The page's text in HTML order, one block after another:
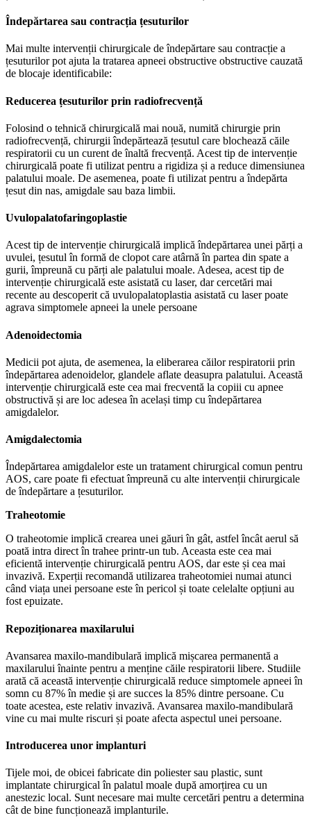
Îndepărtarea sau contracția țesuturilor
Mai multe intervenții chirurgicale de îndepărtare sau contracție a
țesuturilor pot ajuta la tratarea apneei obstructive obstructive cauzată
de blocaje identificabile:
Reducerea țesuturilor prin radiofrecvență
Folosind o tehnică chirurgicală mai nouă, numită chirurgie prin
radiofrecvență, chirurgii îndepărtează țesutul care blochează căile
respiratorii cu un curent de înaltă frecvență. Acest tip de intervenție
chirurgicală poate fi utilizat pentru a rigidiza și a reduce dimensiunea
palatului moale. De asemenea, poate fi utilizat pentru a îndepărta
țesut din nas, amigdale sau baza limbii.
Uvulopalatofaringoplastie
Acest tip de intervenție chirurgicală implică îndepărtarea unei părți a
uvulei, țesutul în formă de clopot care atârnă în partea din spate a
gurii, împreună cu părți ale palatului moale. Adesea, acest tip de
intervenție chirurgicală este asistată cu laser, dar cercetări mai
recente au descoperit că uvulopalatoplastia asistată cu laser poate
agrava simptomele apneei la unele persoane
Adenoidectomia
Medicii pot ajuta, de asemenea, la eliberarea căilor respiratorii prin
îndepărtarea adenoidelor, glandele aflate deasupra palatului. Această
intervenție chirurgicală este cea mai frecventă la copiii cu apnee
obstructivă și are loc adesea în același timp cu îndepărtarea
amigdalelor.
Amigdalectomia
Îndepărtarea amigdalelor este un tratament chirurgical comun pentru
AOS, care poate fi efectuat împreună cu alte intervenții chirurgicale
de îndepărtare a țesuturilor.
Traheotomie
O traheotomie implică crearea unei găuri în gât, astfel încât aerul să
poată intra direct în trahee printr-un tub. Aceasta este cea mai
eficientă intervenție chirurgicală pentru AOS, dar este și cea mai
invazivă. Experții recomandă utilizarea traheotomiei numai atunci
când viața unei persoane este în pericol și toate celelalte opțiuni au
fost epuizate.
Repoziționarea maxilarului
Avansarea maxilo-mandibulară implică mișcarea permanentă a
maxilarului înainte pentru a menține căile respiratorii libere. Studiile
arată că această intervenție chirurgicală reduce simptomele apneei în
somn cu 87% în medie și are succes la 85% dintre persoane. Cu
toate acestea, este relativ invazivă. Avansarea maxilo-mandibulară
vine cu mai multe riscuri și poate afecta aspectul unei persoane.
Introducerea unor implanturi
Tijele moi, de obicei fabricate din poliester sau plastic, sunt
implantate chirurgical în palatul moale după amorțirea cu un
anestezic local. Sunt necesare mai multe cercetări pentru a determina
cât de bine funcționează implanturile.